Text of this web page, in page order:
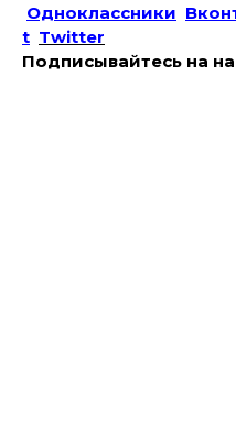
Одноклассники
t Twitter
Подписывайтесь на